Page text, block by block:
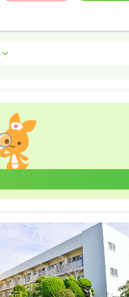
気になる 詳細を見
一時募